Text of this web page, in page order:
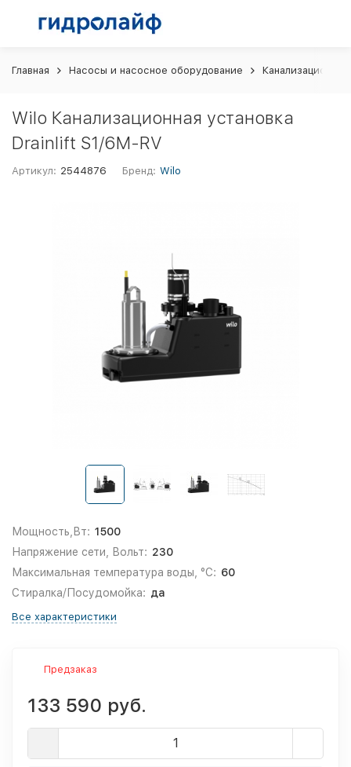
Главная Насосы и насосное оборудование
Wilo Канализационная установка
Drainlift S1/6M-RV
Артикул: 2544876 Бренд: Wilo
Мощность,Вт: 1500
Напряжение сети, Вольт: 230
Максимальная температура воды, °С: 60
Стиралка/Посудомойка: да
Все характеристики
Предзаказ
133 590 руб.